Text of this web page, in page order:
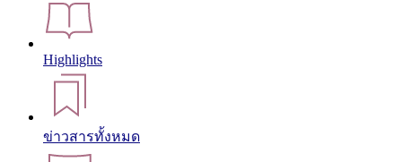
Highlights
ข่าวสารทั้งหมด